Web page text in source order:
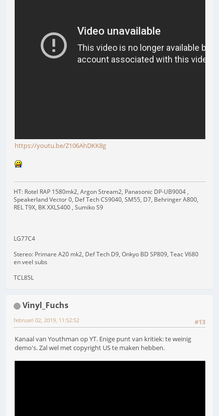
https://youtu.be/Z106AhDKK8g
HT: Rotel RAP 1580mk2, Argon Stream2, Panasonic DP-UB9004 ,
Speakerland Vector 0, Def Tech CS9040, SM55, D7, Behringer A800,
REL T9X, BK XXLS400 , Sumiko S9
LG77C4
Stereo: Primare A20 mk2, Def Tech D9, Onkyo BD SP809, Teac V680
en veel subs
TCL85L
Vinyl_Fuchs
#13
februari 02, 2019, 11:52:52
Kanaal van Youthman op YT. Enige punt van kritiek: te weinig
demo's. Zal wel met copyright US te maken hebben.